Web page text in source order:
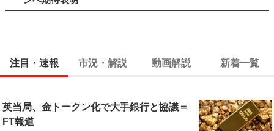
注目・速報 市況・解説 動画解説 新着一覧
英当局、金トークン化で大手銀行と協議＝
FT報道